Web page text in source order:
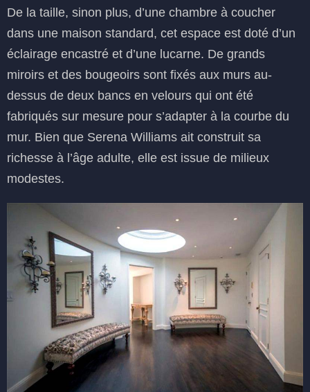
De la taille, sinon plus, d’une chambre à coucher
dans une maison standard, cet espace est doté d’un
éclairage encastré et d’une lucarne. De grands
miroirs et des bougeoirs sont fixés aux murs au-
dessus de deux bancs en velours qui ont été
fabriqués sur mesure pour s’adapter à la courbe du
mur. Bien que Serena Williams ait construit sa
richesse à l’âge adulte, elle est issue de milieux
modestes.